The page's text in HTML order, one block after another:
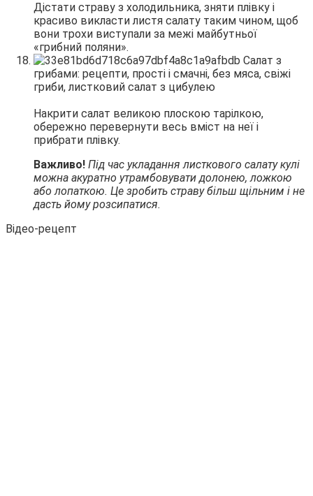
Дістати страву з холодильника, зняти плівку і
красиво викласти листя салату таким чином, щоб
вони трохи виступали за межі майбутньої
«грибний поляни».
Накрити салат великою плоскою тарілкою,
обережно перевернути весь вміст на неї і
прибрати плівку.
Важливо! Під час укладання листкового салату кулі
можна акуратно утрамбовувати долонею, ложкою
або лопаткою. Це зробить страву більш щільним і не
дасть йому розсипатися.
Відео-рецепт